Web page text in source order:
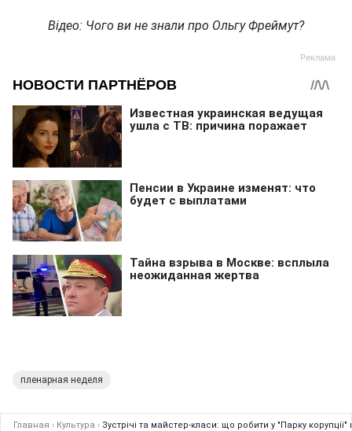
Відео: Чого ви не знали про Ольгу Фреймут?
пленарная неделя
Главная › Культура › Зустрічі та майстер-класи: що робити у "Парку